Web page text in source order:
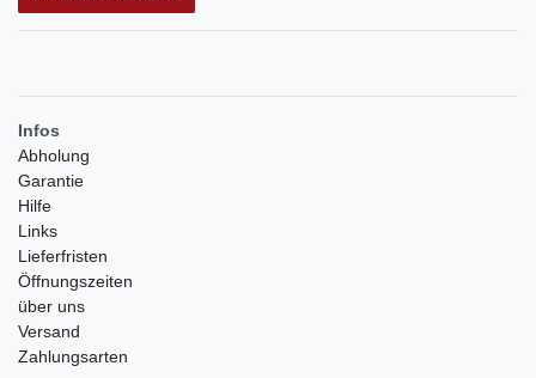
Infos
Abholung
Garantie
Hilfe
Links
Lieferfristen
Öffnungszeiten
über uns
Versand
Zahlungsarten